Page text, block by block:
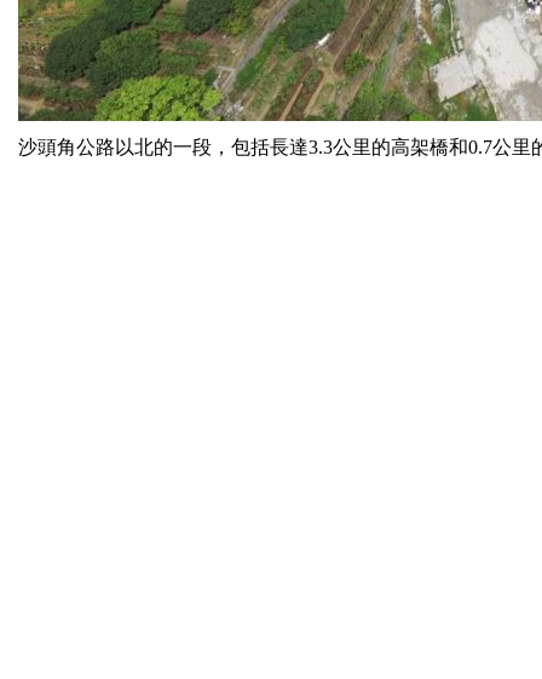
沙頭角公路以北的一段，包括長達3.3公里的高架橋和0.7公